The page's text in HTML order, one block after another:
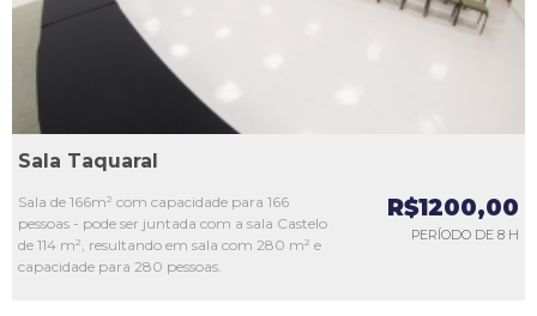
Sala Taquaral
Sala de 166m² com capacidade para 166
pessoas - pode ser juntada com a sala Castelo
de 114 m², resultando em sala com 280 m² e
capacidade para 280 pessoas.
R$1200,00
PERÍODO DE 8 H